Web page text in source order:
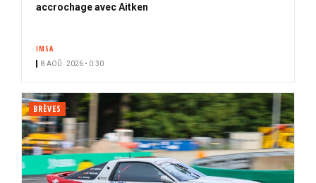
accrochage avec Aitken
IMSA
8 AOÛ. 2026 • 0:30
BRÈVES